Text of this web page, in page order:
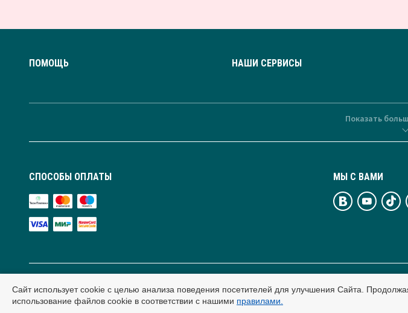
ПОМОЩЬ НАШИ СЕРВИСЫ
Показать
СПОСОБЫ ОПЛАТЫ МЫ С ВАМИ
Публичная оферта и условия обработки персональных данных. Сайт содержит рекомендательные технологии.
Сайт использует cookie с целью анализа поведения посетителей для улучшения Сайта.
использование файлов cookie в соответствии с нашими правилами.